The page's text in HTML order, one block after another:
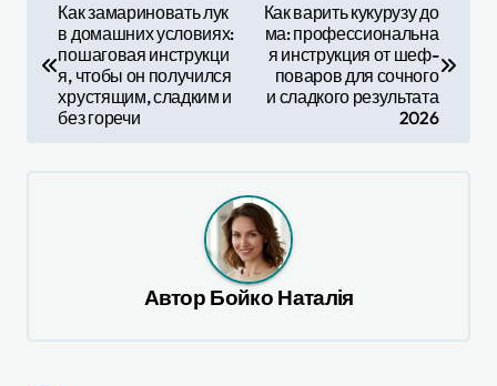
в
Как замариновать лук
в домашних условиях:
пошаговая инструкци
я, чтобы он получился
хрустящим, сладким и
без горечи
Как варить кукурузу до
ма: профессиональна
я инструкция от шеф-
поваров для сочного
и сладкого результата
2026
Автор Бойко Наталія